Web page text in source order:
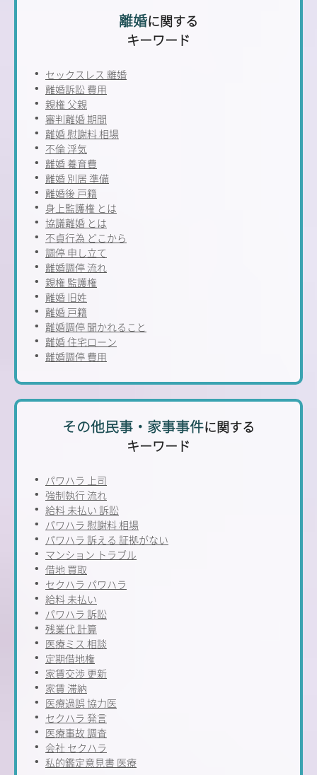
離婚に関する
キーワード
セックスレス 離婚
離婚訴訟 費用
親権 父親
審判離婚 期間
離婚 慰謝料 相場
不倫 浮気
離婚 養育費
離婚 別居 準備
離婚後 戸籍
身上監護権 とは
協議離婚 とは
不貞行為 どこから
調停 申し立て
離婚調停 流れ
親権 監護権
離婚 旧姓
離婚 戸籍
離婚調停 聞かれること
離婚 住宅ローン
離婚調停 費用
その他民事・家事事件に関する
キーワード
パワハラ 上司
強制執行 流れ
給料 未払い 訴訟
パワハラ 慰謝料 相場
パワハラ 訴える 証拠がない
マンション トラブル
借地 買取
セクハラ パワハラ
給料 未払い
パワハラ 訴訟
残業代 計算
医療ミス 相談
定期借地権
家賃交渉 更新
家賃 滞納
医療過誤 協力医
セクハラ 発言
医療事故 調査
会社 セクハラ
私的鑑定意見書 医療